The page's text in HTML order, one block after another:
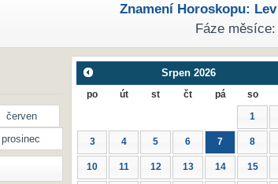
Znamení Horoskopu: Lev
Fáze měsíce:
červen
prosinec
Srpen 2026
po út st čt pá so
1
3 4 5 6 7 8
10 11 12 13 14 15